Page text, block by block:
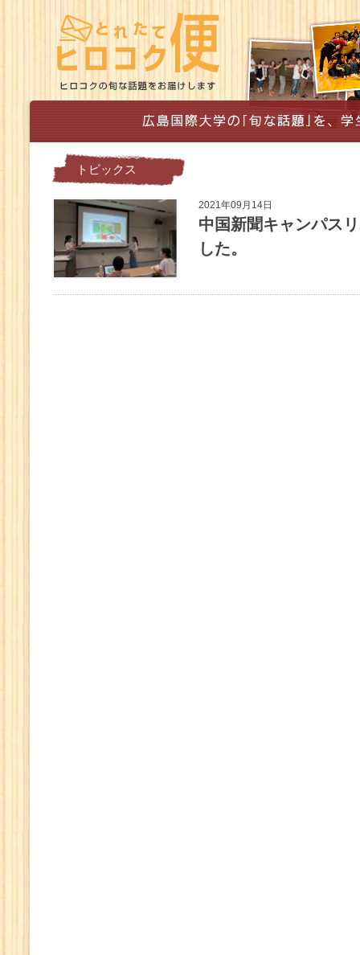
トピックス
2021年09月14日
中国新聞キャンパス
した。